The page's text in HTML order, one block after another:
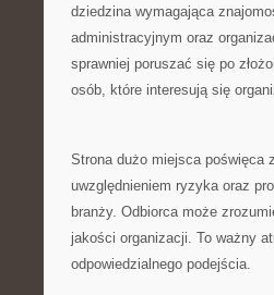
dziedzina wymagająca
administracyjnym oraz
sprawniej poruszać się po
osób, które interesują się
Strona dużo miejsca poświęca
uwzględnieniem ryzyka oraz
branży. Odbiorca może
jakości organizacji. To ważny
odpowiedzialnego podejścia.